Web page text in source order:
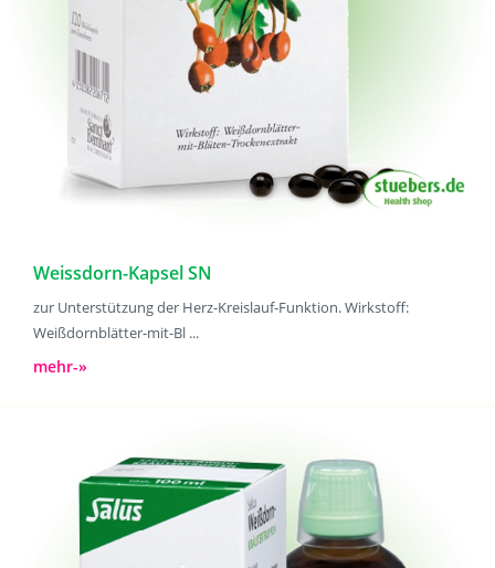
Weissdorn-Kapsel SN
zur Unterstützung der Herz-Kreislauf-Funktion. Wirkstoff:
Weißdornblätter-mit-Bl ...
mehr-»